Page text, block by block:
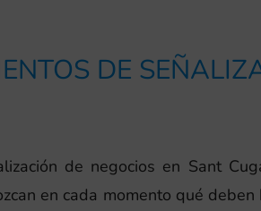
DE
de negocios en Sant
en cada momento qué